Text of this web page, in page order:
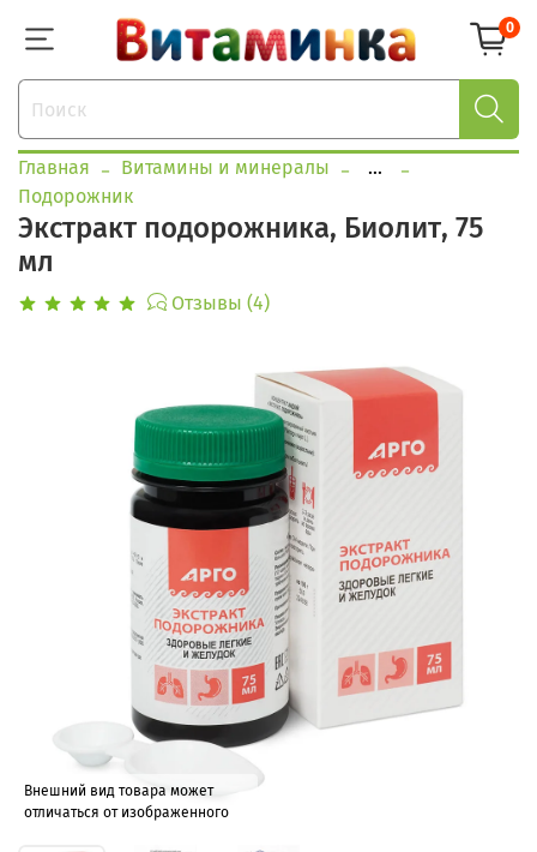
0
Главная Витамины и минералы
...
Подорожник
Экстракт подорожника, Биолит, 75
мл
Отзывы (4)
Внешний вид товара может
отличаться от изображенного